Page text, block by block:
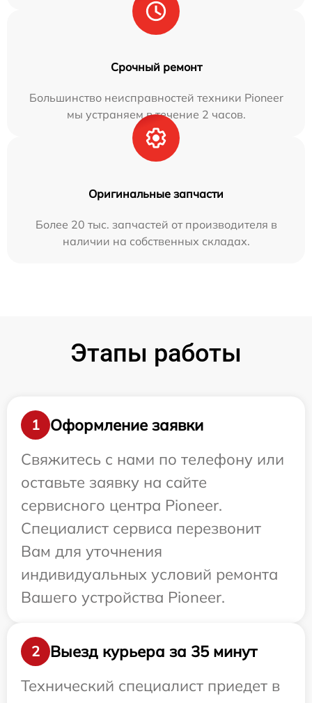
Срочный ремонт
Большинство неисправностей техники Pioneer
мы устраняем в течение 2 часов.
Оригинальные запчасти
Более 20 тыс. запчастей от производителя в
наличии на собственных складах.
Этапы работы
1
Оформление заявки
Свяжитесь с нами по телефону или
оставьте заявку на сайте
сервисного центра Pioneer.
Специалист сервиса перезвонит
Вам для уточнения
индивидуальных условий ремонта
Вашего устройства Pioneer.
2
Выезд курьера за 35 минут
Технический специалист приедет в